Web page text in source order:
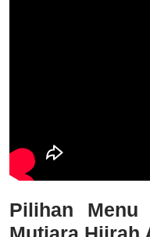
Pilihan Menu